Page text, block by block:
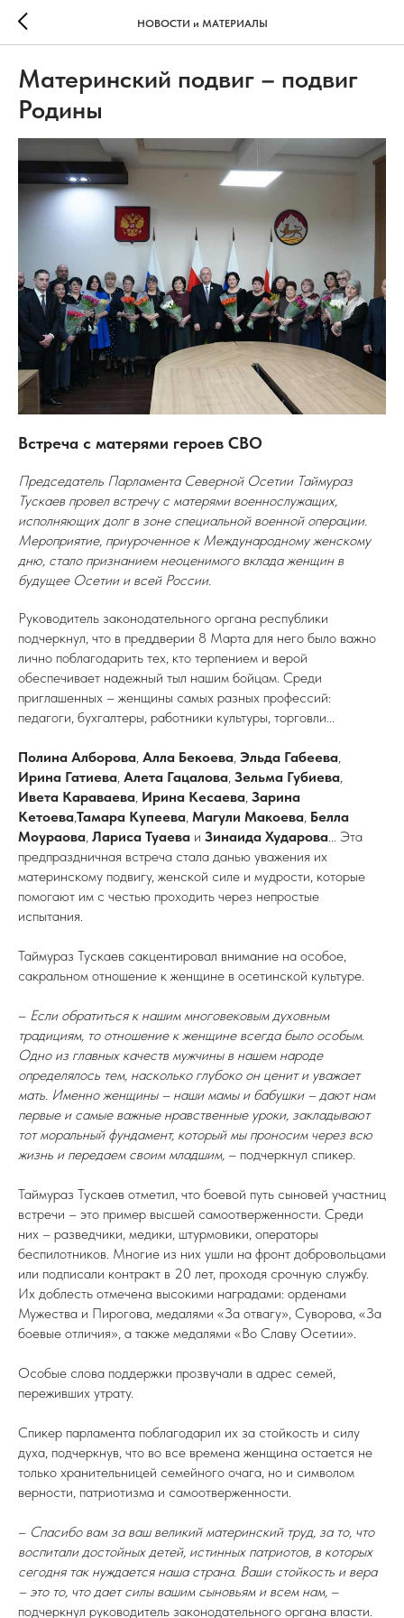
НОВОСТИ и МАТЕРИАЛЫ
Материнский подвиг – подвиг
Родины
Встреча с матерями героев СВО
Председатель Парламента Северной Осетии Таймураз
Тускаев провел встречу с матерями военнослужащих,
исполняющих долг в зоне специальной военной операции.
Мероприятие, приуроченное к Международному женскому
дню, стало признанием неоценимого вклада женщин в
будущее Осетии и всей России.
Руководитель законодательного органа республики
подчеркнул, что в преддверии 8 Марта для него было важно
лично поблагодарить тех, кто терпением и верой
обеспечивает надежный тыл нашим бойцам. Среди
приглашенных – женщины самых разных профессий:
педагоги, бухгалтеры, работники культуры, торговли...
Полина Алборова, Алла Бекоева, Эльда Габеева,
Ирина Гатиева, Алета Гацалова, Зельма Губиева,
Ивета Караваева, Ирина Кесаева, Зарина
Кетоева,Тамара Купеева, Магули Макоева, Белла
Моураова, Лариса Туаева и Зинаида Хударова... Эта
предпраздничная встреча стала данью уважения их
материнскому подвигу, женской силе и мудрости, которые
помогают им с честью проходить через непростые
испытания.
Таймураз Тускаев сакцентировал внимание на особое,
сакральном отношение к женщине в осетинской культуре.
– Если обратиться к нашим многовековым духовным
традициям, то отношение к женщине всегда было особым.
Одно из главных качеств мужчины в нашем народе
определялось тем, насколько глубоко он ценит и уважает
мать. Именно женщины – наши мамы и бабушки – дают нам
первые и самые важные нравственные уроки, закладывают
тот моральный фундамент, который мы проносим через всю
жизнь и передаем своим младшим, – подчеркнул спикер.
Таймураз Тускаев отметил, что боевой путь сыновей участниц
встречи – это пример высшей самоотверженности. Среди
них – разведчики, медики, штурмовики, операторы
беспилотников. Многие из них ушли на фронт добровольцами
или подписали контракт в 20 лет, проходя срочную службу.
Их доблесть отмечена высокими наградами: орденами
Мужества и Пирогова, медалями «За отвагу», Суворова, «За
боевые отличия», а также медалями «Во Славу Осетии».
Особые слова поддержки прозвучали в адрес семей,
переживших утрату.
Спикер парламента поблагодарил их за стойкость и силу
духа, подчеркнув, что во все времена женщина остается не
только хранительницей семейного очага, но и символом
верности, патриотизма и самоотверженности.
– Спасибо вам за ваш великий материнский труд, за то, что
воспитали достойных детей, истинных патриотов, в которых
сегодня так нуждается наша страна. Ваши стойкость и вера
– это то, что дает силы вашим сыновьям и всем нам, –
подчеркнул руководитель законодательного органа власти.